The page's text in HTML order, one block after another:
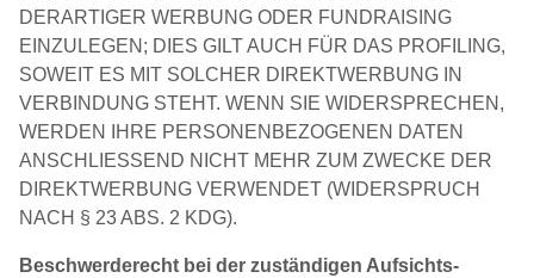
DERARTIGER WERBUNG ODER FUNDRAISING
EINZULEGEN; DIES GILT AUCH FÜR DAS PROFILING,
SOWEIT ES MIT SOLCHER DIREKTWERBUNG IN
VERBINDUNG STEHT. WENN SIE WIDERSPRECHEN,
WERDEN IHRE PERSONENBEZOGENEN DATEN
ANSCHLIESSEND NICHT MEHR ZUM ZWECKE DER
DIREKTWERBUNG VERWENDET (WIDERSPRUCH
NACH § 23 ABS. 2 KDG).
Beschwerde­recht bei der zuständigen Aufsichts­